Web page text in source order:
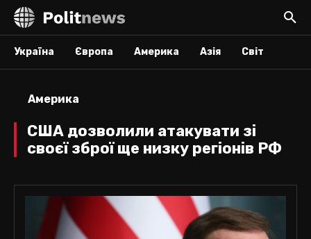
Україна Європа Америка Азія Світ
Америка
США дозволили атакувати зі
своєї зброї ще низку регіонів РФ